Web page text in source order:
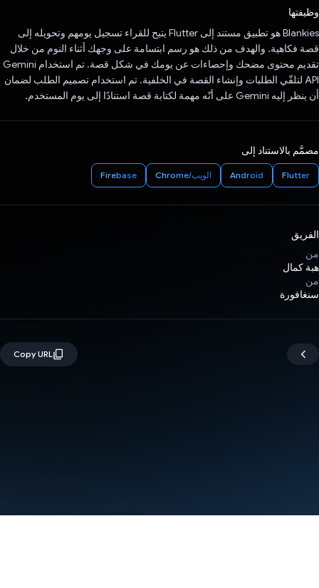
وظيفتها
‫Blankies هو تطبيق مستند إلى Flutter يتيح للقراء تسجيل يومهم وتحويله إلى
قصة فكاهية. والهدف من ذلك هو رسم ابتسامة على وجهك أثناء النوم من خلال
تقديم محتوى مضحك وإحصاءات عن يومك في شكل قصة. تم استخدام Gemini
API لتلقّي الطلبات وإنشاء القصة في الخلفية. تم استخدام تصميم الطلب لضمان
أن ينظر إليه Gemini على أنّه مهمة لكتابة قصة استنادًا إلى يوم المستخدم.
مصمَّم بالاستناد إلى
Flutter
Android الويب/Chrome Firebase
الفريق
من
هبة كمال
من
سنغافورة